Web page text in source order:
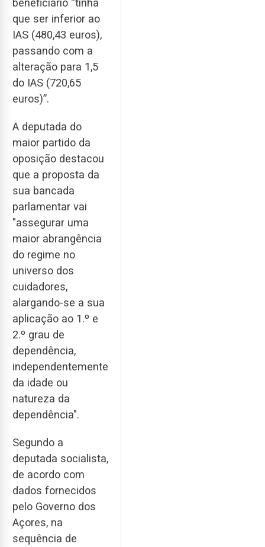
beneficiário “tinha
que ser inferior ao
IAS (480,43 euros),
passando com a
alteração para 1,5
do IAS (720,65
euros)”.
A deputada do
maior partido da
oposição destacou
que a proposta da
sua bancada
parlamentar vai
"assegurar uma
maior abrangência
do regime no
universo dos
cuidadores,
alargando-se a sua
aplicação ao 1.º e
2.º grau de
dependência,
independentemente
da idade ou
natureza da
dependência".
Segundo a
deputada socialista,
de acordo com
dados fornecidos
pelo Governo dos
Açores, na
sequência de